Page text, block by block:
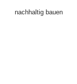
nachhaltig bauen